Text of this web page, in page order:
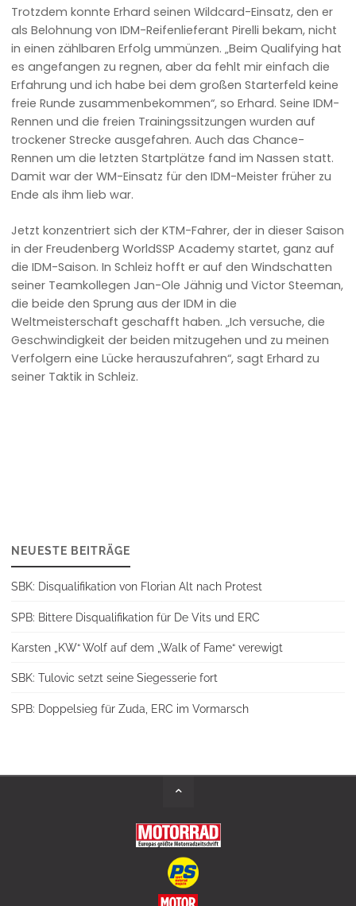
Trotzdem konnte Erhard seinen Wildcard-Einsatz, den er
als Belohnung von IDM-Reifenlieferant Pirelli bekam, nicht
in einen zählbaren Erfolg ummünzen. „Beim Qualifying hat
es angefangen zu regnen, aber da fehlt mir einfach die
Erfahrung und ich habe bei dem großen Starterfeld keine
freie Runde zusammenbekommen“, so Erhard. Seine IDM-
Rennen und die freien Trainingssitzungen wurden auf
trockener Strecke ausgefahren. Auch das Chance-
Rennen um die letzten Startplätze fand im Nassen statt.
Damit war der WM-Einsatz für den IDM-Meister früher zu
Ende als ihm lieb war.
Jetzt konzentriert sich der KTM-Fahrer, der in dieser Saison
in der Freudenberg WorldSSP Academy startet, ganz auf
die IDM-Saison. In Schleiz hofft er auf den Windschatten
seiner Teamkollegen Jan-Ole Jähnig und Victor Steeman,
die beide den Sprung aus der IDM in die
Weltmeisterschaft geschafft haben. „Ich versuche, die
Geschwindigkeit der beiden mitzugehen und zu meinen
Verfolgern eine Lücke herauszufahren“, sagt Erhard zu
seiner Taktik in Schleiz.
NEUESTE BEITRÄGE
SBK: Disqualifikation von Florian Alt nach Protest
SPB: Bittere Disqualifikation für De Vits und ERC
Karsten „KW“ Wolf auf dem „Walk of Fame“ verewigt
SBK: Tulovic setzt seine Siegesserie fort
SPB: Doppelsieg für Zuda, ERC im Vormarsch
Back